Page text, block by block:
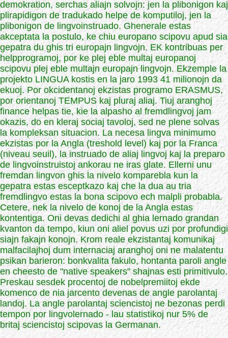
demokration, serchas aliajn solvojn: jen la plibonigon kaj
plirapidigon de tradukado helpe de komputiloj, jen la
plibonigon de lingvoinstruado. Ghenerale estas
akceptata la postulo, ke chiu europano scipovu apud sia
gepatra du ghis tri europajn lingvojn. EK kontribuas per
helpprogramoj, por ke plej eble multaj europanoj
scipovu plej eble multajn europajn lingvojn. Ekzemple la
projekto LINGUA kostis en la jaro 1993 41 milionojn da
ekuoj. Por okcidentanoj ekzistas programo ERASMUS,
por orientanoj TEMPUS kaj pluraj aliaj. Tiuj aranghoj
finance helpas tie, kie la alpasho al fremdlingvoj jam
okazis, do en kleraj sociaj tavoloj, sed ne plene solvas
la kompleksan situacion. La necesa lingva minimumo
ekzistas por la Angla (treshold level) kaj por la Franca
(niveau seuil), la instruado de aliaj lingvoj kaj la preparo
de lingvoinstruistoj ankorau ne iras glate. Ellerni unu
fremdan lingvon ghis la nivelo komparebla kun la
gepatra estas esceptkazo kaj che la dua au tria
fremdlingvo estas la bona scipovo ech malpli probabla.
Cetere, nek la nivelo de konoj de la Angla estas
kontentiga. Oni devas dedichi al ghia lernado grandan
kvanton da tempo, kiun oni aliel povus uzi por profundigi
siajn fakajn konojn. Krom reale ekzistantaj komunikaj
malfacilajhoj dum internaciaj aranghoj oni ne malatentu
psikan barieron: bonkvalita fakulo, hontanta paroli angle
en cheesto de "native speakers" shajnas esti primitivulo.
Preskau sesdek procentoj de nobelpremiitoj ekde
komenco de nia jarcento devenas de angle parolantaj
landoj. La angle parolantaj sciencistoj ne bezonas perdi
tempon por lingvolernado - lau statistikoj nur 5% de
britaj sciencistoj scipovas la Germanan.